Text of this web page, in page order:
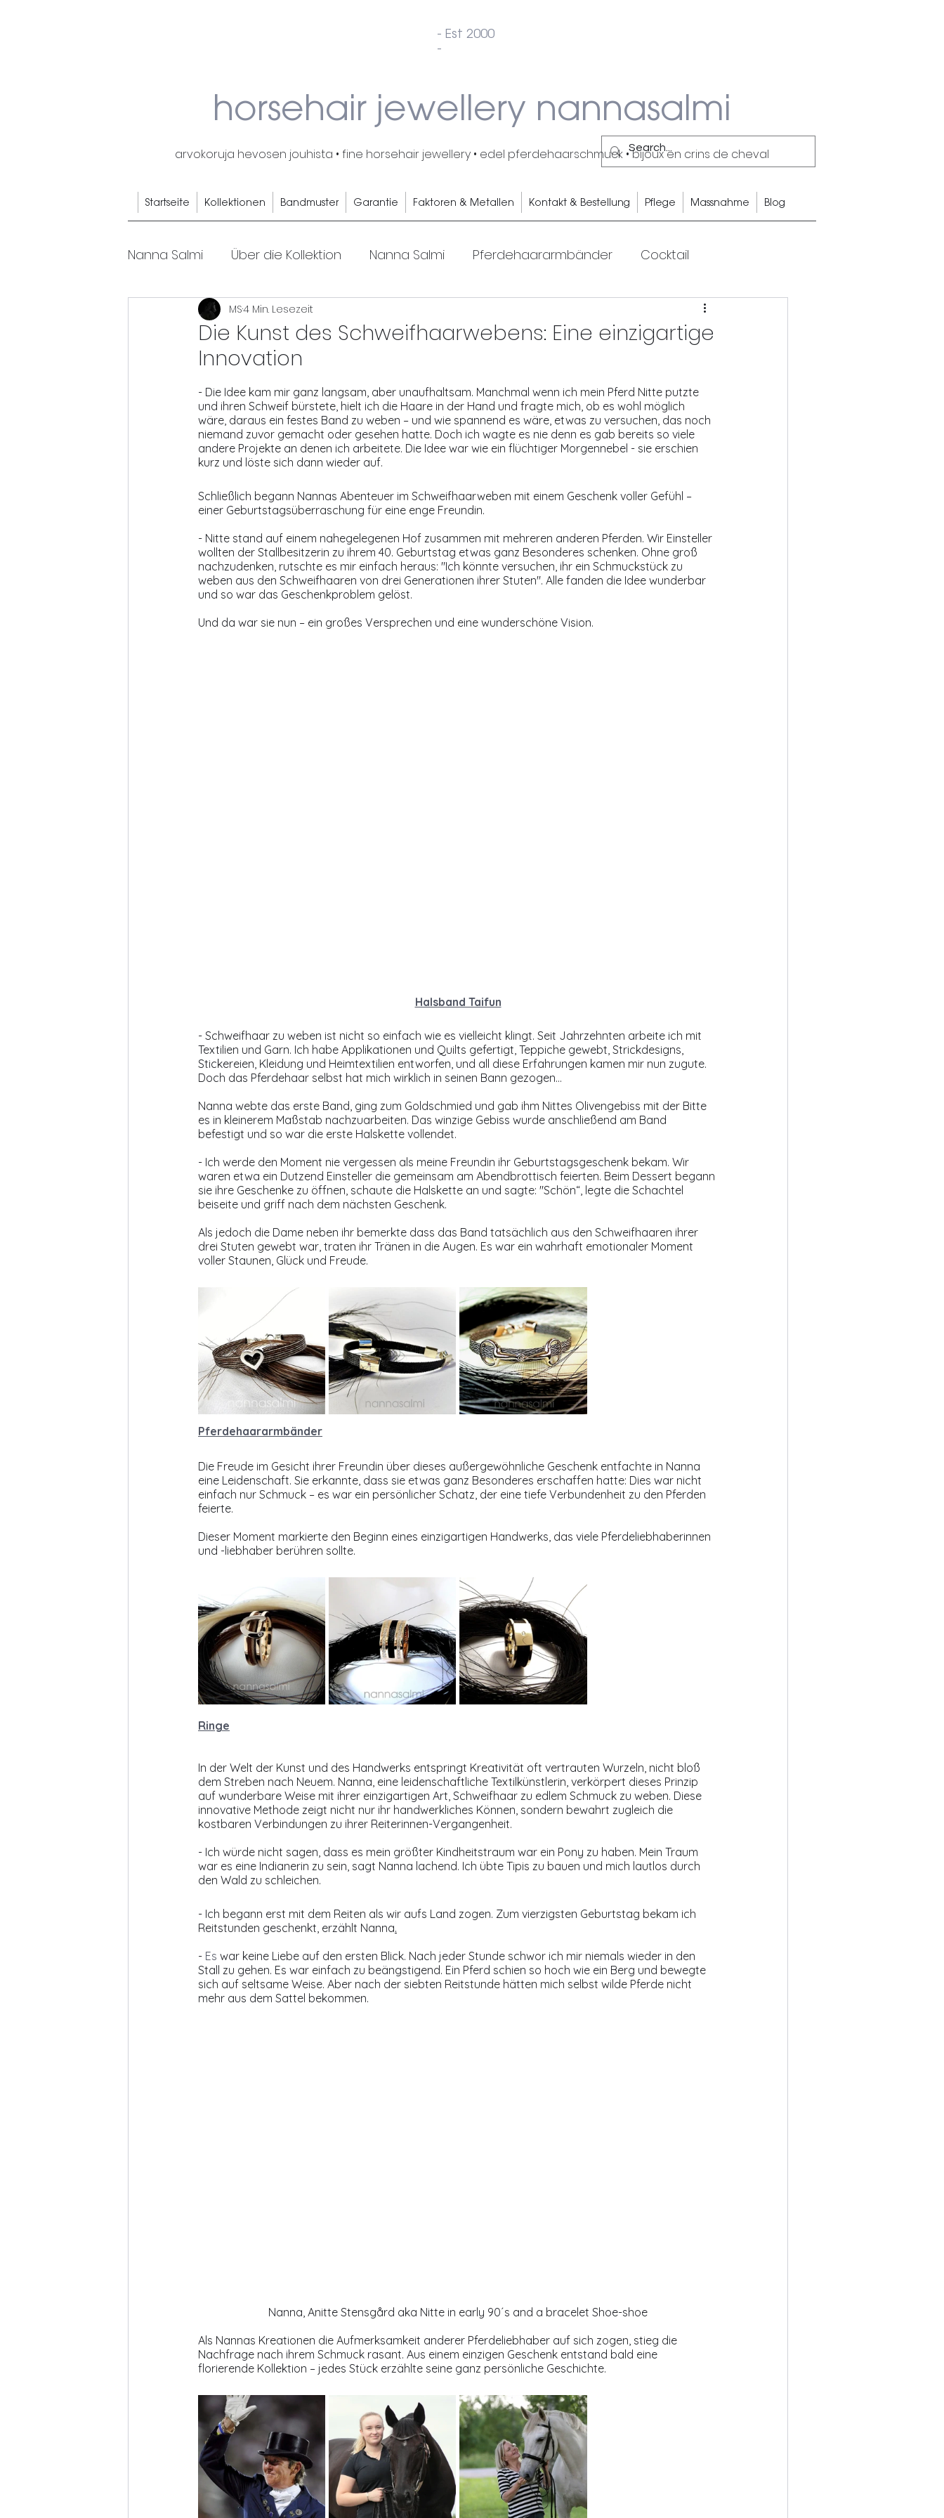
- Est 2000
-
horsehair jewellery nannasalmi
arvokoruja hevosen jouhista • fine horsehair jewellery • edel pferdehaarschmuck • bijoux en crins de cheval
Startseite Kollektionen Bandmuster Garantie Faktoren & Metallen Kontakt & Bestellung Pflege Massnahme Blog
Nanna Salmi Über die Kollektion Nanna Salmi Pferdehaararmbänder Cocktail
Pferdehaarringe Von unseren Kundinnen und Kunden Pferdehaarohrringe
Pferdefotografie
Die Kunst des Schweifhaarwebens: Eine einzigartige
Innovation
MS4 Min. Lesezeit
- Die Idee kam mir ganz langsam, aber unaufhaltsam. Manchmal wenn ich mein Pferd Nitte putzte
und ihren Schweif bürstete, hielt ich die Haare in der Hand und fragte mich, ob es wohl möglich
wäre, daraus ein festes Band zu weben – und wie spannend es wäre, etwas zu versuchen, das noch
niemand zuvor gemacht oder gesehen hatte. Doch ich wagte es nie denn es gab bereits so viele
andere Projekte an denen ich arbeitete. Die Idee war wie ein flüchtiger Morgennebel - sie erschien
kurz und löste sich dann wieder auf.
Schließlich begann Nannas Abenteuer im Schweifhaarweben mit einem Geschenk voller Gefühl –
einer Geburtstagsüberraschung für eine enge Freundin.
- Nitte stand auf einem nahegelegenen Hof zusammen mit mehreren anderen Pferden. Wir Einsteller
wollten der Stallbesitzerin zu ihrem 40. Geburtstag etwas ganz Besonderes schenken. Ohne groß
nachzudenken, rutschte es mir einfach heraus: "Ich könnte versuchen, ihr ein Schmuckstück zu
weben aus den Schweifhaaren von drei Generationen ihrer Stuten". Alle fanden die Idee wunderbar
und so war das Geschenkproblem gelöst.
Und da war sie nun – ein großes Versprechen und eine wunderschöne Vision.
Halsband Taifun
- Schweifhaar zu weben ist nicht so einfach wie es vielleicht klingt. Seit Jahrzehnten arbeite ich mit
Textilien und Garn. Ich habe Applikationen und Quilts gefertigt, Teppiche gewebt, Strickdesigns,
Stickereien, Kleidung und Heimtextilien entworfen, und all diese Erfahrungen kamen mir nun zugute.
Doch das Pferdehaar selbst hat mich wirklich in seinen Bann gezogen…
Nanna webte das erste Band, ging zum Goldschmied und gab ihm Nittes Olivengebiss mit der Bitte
es in kleinerem Maßstab nachzuarbeiten. Das winzige Gebiss wurde anschließend am Band
befestigt und so war die erste Halskette vollendet.
- Ich werde den Moment nie vergessen als meine Freundin ihr Geburtstagsgeschenk bekam. Wir
waren etwa ein Dutzend Einsteller die gemeinsam am Abendbrottisch feierten. Beim Dessert begann
sie ihre Geschenke zu öffnen, schaute die Halskette an und sagte: "Schön“, legte die Schachtel
beiseite und griff nach dem nächsten Geschenk.
Als jedoch die Dame neben ihr bemerkte dass das Band tatsächlich aus den Schweifhaaren ihrer
drei Stuten gewebt war, traten ihr Tränen in die Augen. Es war ein wahrhaft emotionaler Moment
voller Staunen, Glück und Freude.
Pferdehaararmbänder
Die Freude im Gesicht ihrer Freundin über dieses außergewöhnliche Geschenk entfachte in Nanna
eine Leidenschaft. Sie erkannte, dass sie etwas ganz Besonderes erschaffen hatte: Dies war nicht
einfach nur Schmuck – es war ein persönlicher Schatz, der eine tiefe Verbundenheit zu den Pferden
feierte.
Dieser Moment markierte den Beginn eines einzigartigen Handwerks, das viele Pferdeliebhaberinnen
und -liebhaber berühren sollte.
Ringe
In der Welt der Kunst und des Handwerks entspringt Kreativität oft vertrauten Wurzeln, nicht bloß
dem Streben nach Neuem. Nanna, eine leidenschaftliche Textilkünstlerin, verkörpert dieses Prinzip
auf wunderbare Weise mit ihrer einzigartigen Art, Schweifhaar zu edlem Schmuck zu weben. Diese
innovative Methode zeigt nicht nur ihr handwerkliches Können, sondern bewahrt zugleich die
kostbaren Verbindungen zu ihrer Reiterinnen-Vergangenheit.
- Ich würde nicht sagen, dass es mein größter Kindheitstraum war ein Pony zu haben. Mein Traum
war es eine Indianerin zu sein, sagt Nanna lachend. Ich übte Tipis zu bauen und mich lautlos durch
den Wald zu schleichen.
- Ich begann erst mit dem Reiten als wir aufs Land zogen. Zum vierzigsten Geburtstag bekam ich
Reitstunden geschenkt, erzählt Nanna.
- Es war keine Liebe auf den ersten Blick. Nach jeder Stunde schwor ich mir niemals wieder in den
Stall zu gehen. Es war einfach zu beängstigend. Ein Pferd schien so hoch wie ein Berg und bewegte
sich auf seltsame Weise. Aber nach der siebten Reitstunde hätten mich selbst wilde Pferde nicht
mehr aus dem Sattel bekommen.
Nanna, Anitte Stensgård aka Nitte in early 90´s and a bracelet Shoe-shoe
Als Nannas Kreationen die Aufmerksamkeit anderer Pferdeliebhaber auf sich zogen, stieg die
Nachfrage nach ihrem Schmuck rasant. Aus einem einzigen Geschenk entstand bald eine
florierende Kollektion – jedes Stück erzählte seine ganz persönliche Geschichte.